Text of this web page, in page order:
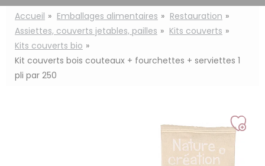
:
Accueil Emballages alimentaires
Restauration
Assiettes, couverts jetables, pailles
Kits couverts
Kits couverts bio
Kit couverts bois couteaux + fourchettes + serviettes 1
pli par 250